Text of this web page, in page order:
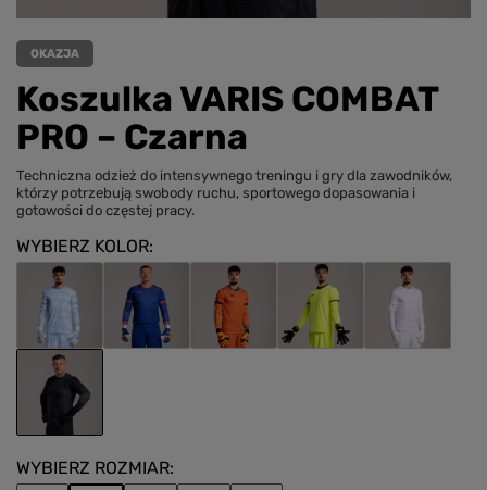
OKAZJA
Koszulka VARIS COMBAT
PRO – Czarna
Techniczna odzież do intensywnego treningu i gry dla zawodników,
którzy potrzebują swobody ruchu, sportowego dopasowania i
gotowości do częstej pracy.
WYBIERZ KOLOR
WYBIERZ ROZMIAR